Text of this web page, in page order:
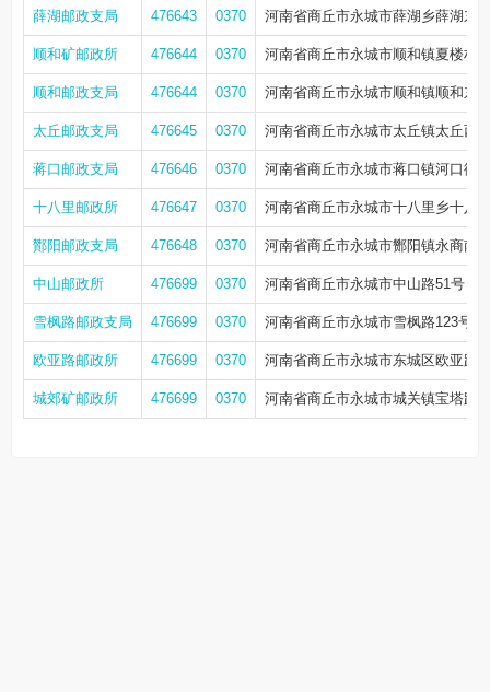
薛湖邮政支局 476643 0370 河南省商丘市永城市薛湖乡薛湖东
顺和矿邮政所 476644 0370 河南省商丘市永城市顺和镇夏楼村
顺和邮政支局 476644 0370 河南省商丘市永城市顺和镇顺和东
太丘邮政支局 476645 0370 河南省商丘市永城市太丘镇太丘西
蒋口邮政支局 476646 0370 河南省商丘市永城市蒋口镇河口街
十八里邮政所 476647 0370 河南省商丘市永城市十八里乡十八
酇阳邮政支局 476648 0370 河南省商丘市永城市酂阳镇永商南
中山邮政所 476699 0370 河南省商丘市永城市中山路51号
雪枫路邮政支局 476699 0370 河南省商丘市永城市雪枫路123号
欧亚路邮政所 476699 0370 河南省商丘市永城市东城区欧亚路
城郊矿邮政所 476699 0370 河南省商丘市永城市城关镇宝塔路